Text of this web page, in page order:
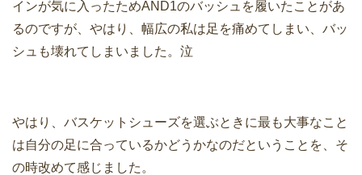
インが気に入ったためAND1のバッシュを履いたことがあ
るのですが、やはり、幅広の私は足を痛めてしまい、バッ
シュも壊れてしまいました。泣
やはり、バスケットシューズを選ぶときに最も大事なこと
は自分の足に合っているかどうかなのだということを、そ
の時改めて感じました。